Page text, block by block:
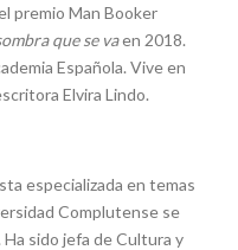
premio Man Booker
que se vaen 2018.
Española. Vive en
Elvira Lindo.
especializada en temas
Complutense se
sido jefa de Cultura y